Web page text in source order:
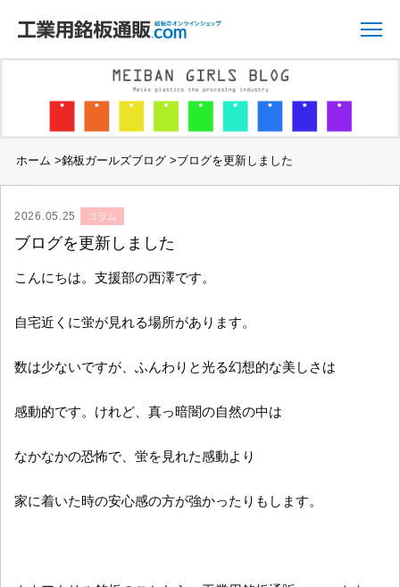
ホーム >銘板ガールズブログ>ブログを更新しました
2026.05.25 コラム
ブログを更新しました
こんにちは。支援部の西澤です。
自宅近くに蛍が見れる場所があります。
数は少ないですが、ふんわりと光る幻想的な美しさは
感動的です。けれど、真っ暗闇の自然の中は
なかなかの恐怖で、蛍を見れた感動より
家に着いた時の安心感の方が強かったりもします。